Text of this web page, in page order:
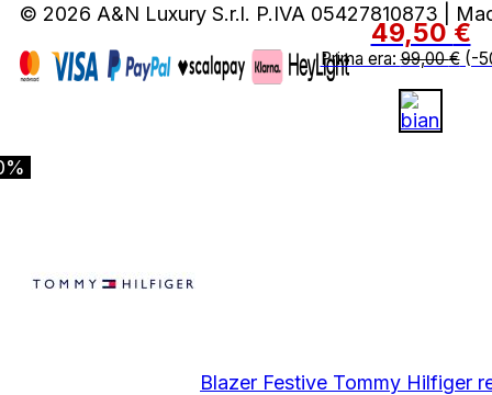
49,50 €
Prima era:99,00€(-
Blazer Festive Tommy Hilfiger
© 2026 A&N Luxury S.r.l. P.IVA 05427810873 |